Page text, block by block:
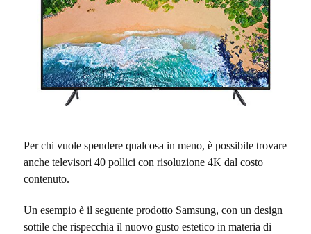
Per chi vuole spendere qualcosa in meno, è possibile trovare
anche televisori 40 pollici con risoluzione 4K dal costo
contenuto.
Un esempio è il seguente prodotto Samsung, con un design
sottile che rispecchia il nuovo gusto estetico in materia di